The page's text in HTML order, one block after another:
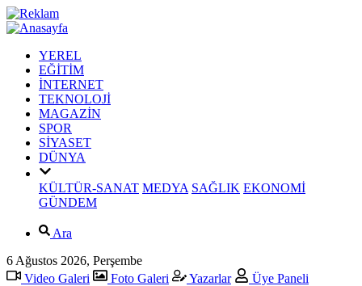
YEREL
EĞİTİM
İNTERNET
TEKNOLOJİ
MAGAZİN
SPOR
SİYASET
DÜNYA
KÜLTÜR-SANAT MEDYA SAĞLIK EKONOMİ
GÜNDEM
Ara
6 Ağustos 2026, Perşembe
Video Galeri
Foto Galeri Yazarlar
Üye Paneli